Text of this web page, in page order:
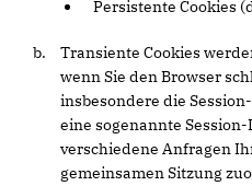
Persistente Cookies
Transiente Cookies
wenn Sie den Browser
insbesondere die
eine sogenannte
verschiedene Anfragen
gemeinsamen Sitzung